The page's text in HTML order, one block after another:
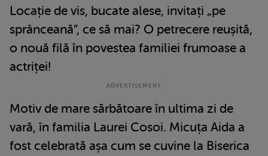
Locație de vis, bucate alese, invitați „pe
sprânceană”, ce să mai? O petrecere reușită,
o nouă filă în povestea familiei frumoase a
actriței!
Motiv de mare sărbătoare în ultima zi de
vară, în familia Laurei Cosoi. Micuța Aida a
fost celebrată așa cum se cuvine la Biserica